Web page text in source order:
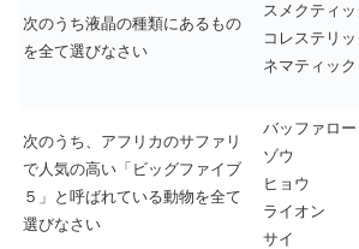
次のうち液晶の種類にあるもの
を全て選びなさい
スメクティッ
コレステリッ
ネマティック
次のうち、アフリカのサファリ
で人気の高い「ビッグファイブ
５」と呼ばれている動物を全て
選びなさい
バッファロー
ゾウ
ヒョウ
ライオン
サイ